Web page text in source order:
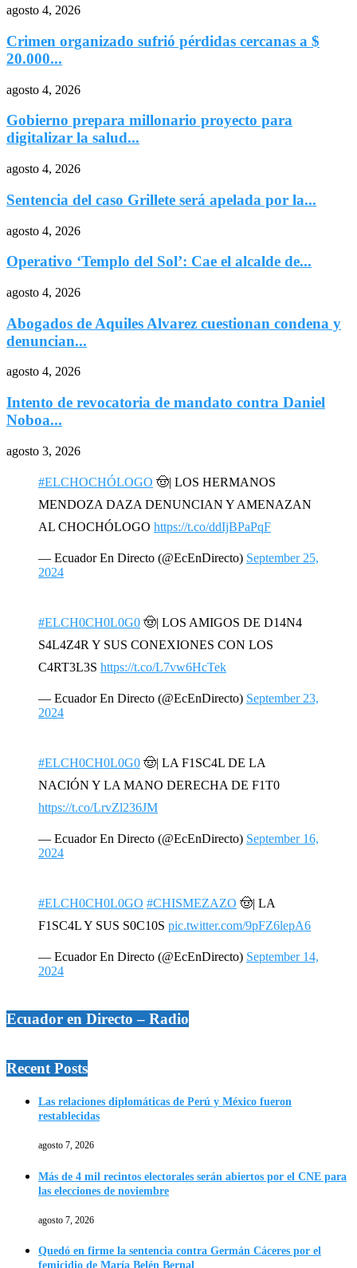
agosto 4, 2026
Crimen organizado sufrió pérdidas cercanas a $
20.000...
agosto 4, 2026
Gobierno prepara millonario proyecto para
digitalizar la salud...
agosto 4, 2026
Sentencia del caso Grillete será apelada por la...
agosto 4, 2026
Operativo ‘Templo del Sol’: Cae el alcalde de...
agosto 4, 2026
Abogados de Aquiles Alvarez cuestionan condena y
denuncian...
agosto 4, 2026
Intento de revocatoria de mandato contra Daniel
Noboa...
agosto 3, 2026
#ELCHOCHÓLOGO 🤠| LOS HERMANOS
MENDOZA DAZA DENUNCIAN Y AMENAZAN
AL CHOCHÓLOGO https://t.co/ddIjBPaPqF
— Ecuador En Directo (@EcEnDirecto) September 25,
2024
#ELCH0CH0L0G0 🤠| LOS AMIGOS DE D14N4
S4L4Z4R Y SUS CONEXIONES CON LOS
C4RT3L3S https://t.co/L7vw6HcTek
— Ecuador En Directo (@EcEnDirecto) September 23,
2024
#ELCH0CH0L0G0 🤠| LA F1SC4L DE LA
NACIÓN Y LA MANO DERECHA DE F1T0
https://t.co/LrvZl236JM
— Ecuador En Directo (@EcEnDirecto) September 16,
2024
#ELCH0CH0L0GO #CHISMEZAZO 🤠| LA
F1SC4L Y SUS S0C10S pic.twitter.com/9pFZ6lepA6
— Ecuador En Directo (@EcEnDirecto) September 14,
2024
Ecuador en Directo – Radio
Recent Posts
Las relaciones diplomáticas de Perú y México fueron
restablecidas
agosto 7, 2026
Más de 4 mil recintos electorales serán abiertos por el CNE para
las elecciones de noviembre
agosto 7, 2026
Quedó en firme la sentencia contra Germán Cáceres por el
femicidio de María Belén Bernal